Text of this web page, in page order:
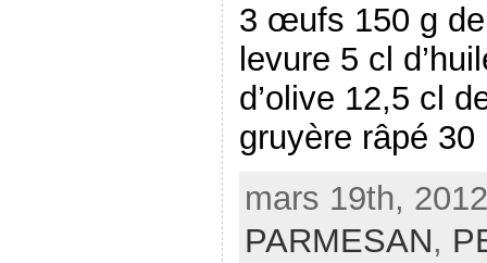
3 œufs 150 g
levure 5 cl
d’olive 12,5 cl
gruyère râpé
mars 19th,
PARMESAN,